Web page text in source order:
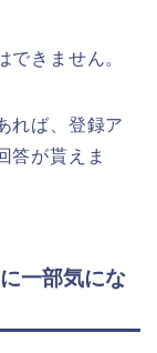
できません。
れば、登録ア
答が貰えま
一部気にな